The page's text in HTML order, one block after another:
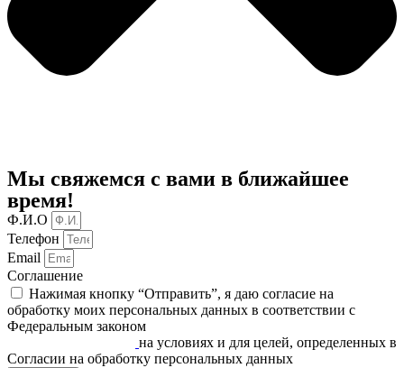
Мы свяжемся с вами в ближайшее
время!
Ф.И.О
Телефон
Email
Соглашение
Нажимая кнопку “Отправить”, я даю согласие на
обработку моих персональных данных в соответствии c
Федеральным законом
на условиях и для целей, определенных в
Согласии на обработку персональных данных